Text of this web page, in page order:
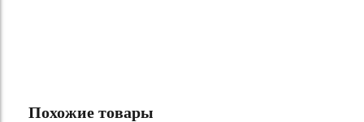
Похожие товары